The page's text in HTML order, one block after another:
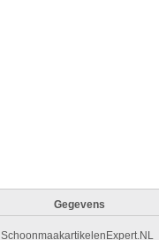
Gegevens
SchoonmaakartikelenExpert.NL